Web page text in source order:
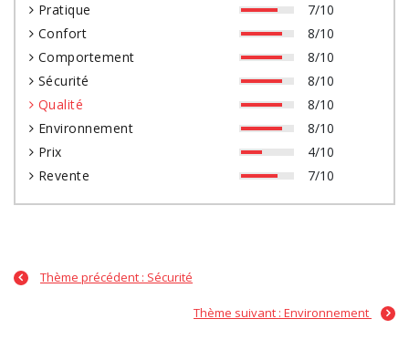
Pratique
7/10
Confort
8/10
Comportement
8/10
Sécurité
8/10
Qualité
8/10
Environnement
8/10
Prix
4/10
Revente
7/10
Thème précédent : Sécurité
Thème suivant : Environnement